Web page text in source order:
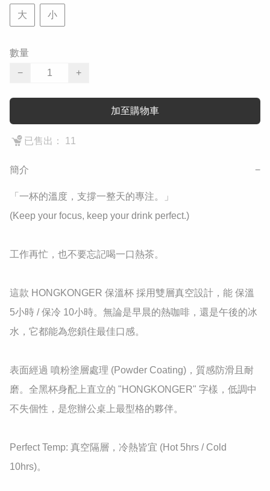
大 小
數量
−
+
加至購物車
已售出： 11
簡介 −
​「一杯的溫度，支撐一整天的專注。」
(Keep your focus, keep your drink perfect.)
​工作再忙，也不要忘記喝一口熱茶。
這款 HONGKONGER 保溫杯 採用雙層真空設計，能 保溫
5小時 / 保冷 10小時。無論是早晨的熱咖啡，還是午後的冰
水，它都能為您鎖住最佳口感。
​表面經過 噴粉塗層處理 (Powder Coating)，質感防滑且耐
磨。全黑杯身配上直立的 "HONGKONGER" 字樣，低調中
不失個性，是您辦公桌上最型格的夥伴。
​Perfect Temp: 真空隔層，冷熱皆宜 (Hot 5hrs / Cold
10hrs)。